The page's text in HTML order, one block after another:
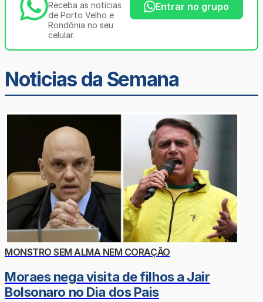
Receba as notícias
de Porto Velho e
Rondônia no seu
celular.
Entrar no grupo
Noticias da Semana
MONSTRO SEM ALMA NEM CORAÇÃO
Moraes nega visita de filhos a Jair
Bolsonaro no Dia dos Pais